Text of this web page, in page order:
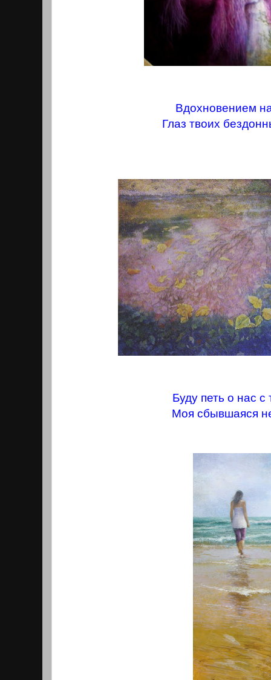
Вдохновением
Глаз твоих
Буду петь о нас с
Моя сбывшаяся